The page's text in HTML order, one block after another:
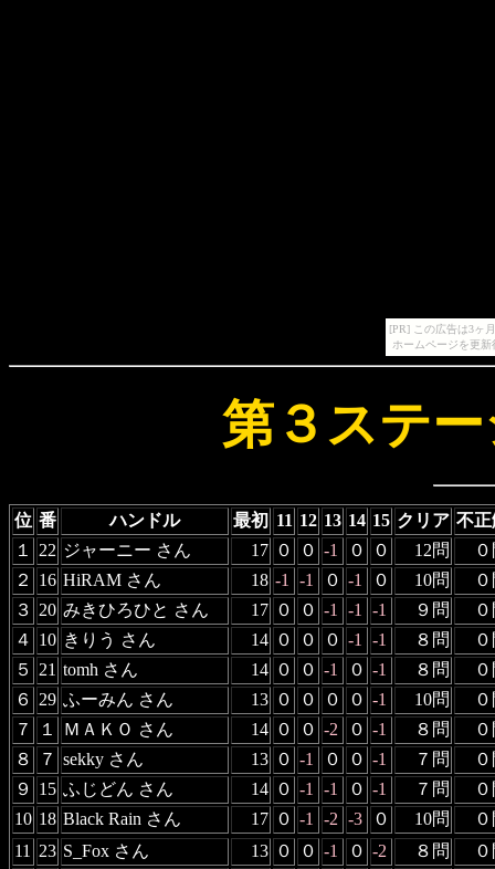
[PR] この広告は3ヶ
ホームページを更
第３ステ
位 番 ハンドル 最初 11 12 13 14 15 クリア 不正
１
22 ジャーニー さん 17 ０ ０ -1 ０ ０ 12問
２
16 HiRAM さん 18 -1 -1 ０ -1 ０ 10問
３ 20 みきひろひと さん 17 ０ ０ -1 -1 -1 ９問
４ 10 きりう さん 14 ０ ０ ０ -1 -1 ８問
５
21 tomh さん 14 ０ ０ -1 ０ -1 ８問
６
29 ふーみん さん 13 ０ ０ ０ ０ -1 10問
７
１ ＭＡＫＯ さん 14 ０ ０ -2 ０ -1 ８問
８
７ sekky さん 13 ０ -1 ０ ０ -1 ７問
９
15 ふじどん さん 14 ０ -1 -1 ０ -1 ７問
10 18 Black Rain さん 17 ０ -1 -2 -3 ０ 10問
11
23 S_Fox さん 13 ０ ０ -1 ０ -2 ８問